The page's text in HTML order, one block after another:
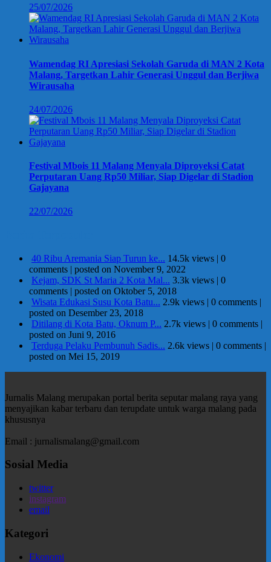
25/07/2026
Wamendag RI Apresiasi Sekolah Garuda di MAN 2 Kota
Malang, Targetkan Lahir Generasi Unggul dan Berjiwa
Wirausaha
24/07/2026
Festival Mbois 11 Malang Menyala Diproyeksi Catat
Perputaran Uang Rp50 Miliar, Siap Digelar di Stadion
Gajayana
22/07/2026
40 Ribu Aremania Siap Turun ke... 14.5k views | 0
comments | posted on November 9, 2022
Kejam, SDK St Maria 2 Kota Mal... 3.3k views | 0
comments | posted on Oktober 5, 2018
Wisata Edukasi Susu Kota Batu... 2.9k views | 0 comments |
posted on Desember 23, 2018
Ditilang di Kota Batu, Oknum P... 2.7k views | 0 comments |
posted on Juni 9, 2016
Terduga Pelaku Pembunuh Sadis... 2.6k views | 0 comments |
posted on Mei 15, 2019
Jurnalis Malang merupakan portal berita seputar malang raya yang
menyajikan kabar terbaru dan terupdate untuk warga malang pada
khususnya
Email : jurnalismalang@gmail.com
Sosial Media
twitter
instagram
email
Kategori
Ekonomi